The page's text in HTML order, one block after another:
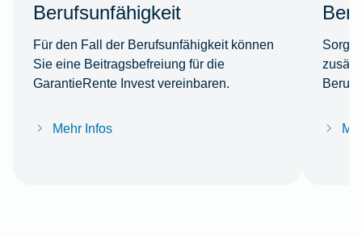
Berufsunfähigkeit
Für den Fall der Berufsunfähigkeit können
Sie eine Beitragsbefreiung für die
GarantieRente Invest vereinbaren.
Mehr Infos